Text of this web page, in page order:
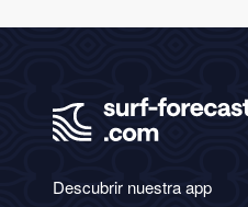
Descubrir nuestra app